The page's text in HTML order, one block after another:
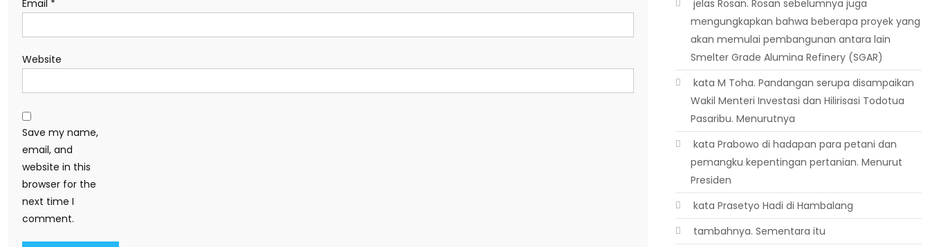
Email *
Website
Save my name,
email, and
website in this
browser for the
next time I
comment.
 jelas Rosan. Rosan sebelumnya juga
mengungkapkan bahwa beberapa proyek yang
akan memulai pembangunan antara lain
Smelter Grade Alumina Refinery (SGAR)
 kata M Toha. Pandangan serupa disampaikan
Wakil Menteri Investasi dan Hilirisasi Todotua
Pasaribu. Menurutnya
 kata Prabowo di hadapan para petani dan
pemangku kepentingan pertanian. Menurut
Presiden
 kata Prasetyo Hadi di Hambalang
 tambahnya. Sementara itu